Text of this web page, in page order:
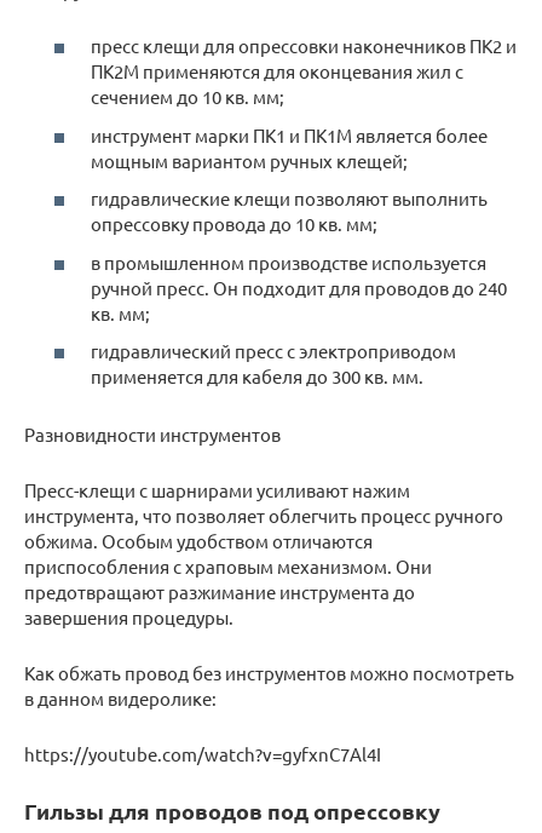
пресс клещи для опрессовки наконечников ПК2 и
ПК2М применяются для оконцевания жил с
сечением до 10 кв. мм;
инструмент марки ПК1 и ПК1М является более
мощным вариантом ручных клещей;
гидравлические клещи позволяют выполнить
опрессовку провода до 10 кв. мм;
в промышленном производстве используется
ручной пресс. Он подходит для проводов до 240
кв. мм;
гидравлический пресс с электроприводом
применяется для кабеля до 300 кв. мм.
Разновидности инструментов
Пресс-клещи с шарнирами усиливают нажим
инструмента, что позволяет облегчить процесс ручного
обжима. Особым удобством отличаются
приспособления с храповым механизмом. Они
предотвращают разжимание инструмента до
завершения процедуры.
Как обжать провод без инструментов можно посмотреть
в данном видеролике:
https://youtube.com/watch?v=gyfxnC7Al4I
Гильзы для проводов под опрессовку